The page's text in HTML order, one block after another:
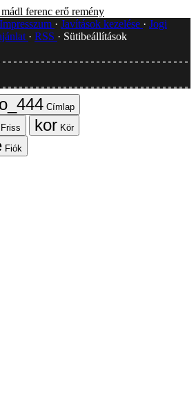
mádl ferenc erő remény
Impresszum Javítások kezelése
Jogi
RSS
Sütibeállítások
Címlap
Friss
Kör
Fiók